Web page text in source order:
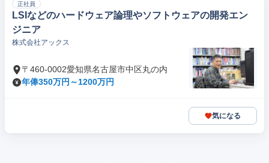
正社員
LSIなどのハードウェア論理やソフトウェアの開発エン
ジニア
株式会社アックス
〒460-0002愛知県名古屋市中区丸の内
年俸350万円～1200万円
気になる